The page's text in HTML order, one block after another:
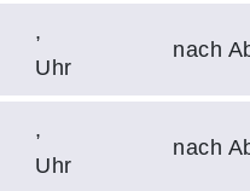
,
Uhr
nach
,
Uhr
nach